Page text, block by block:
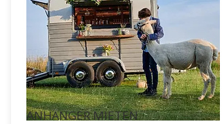
ANHÄNGER MIETEN